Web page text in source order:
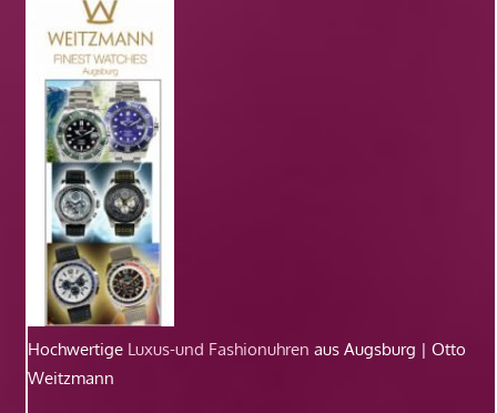
Hochwertige Luxus-und Fashionuhren aus Augsburg | Otto
Weitzmann